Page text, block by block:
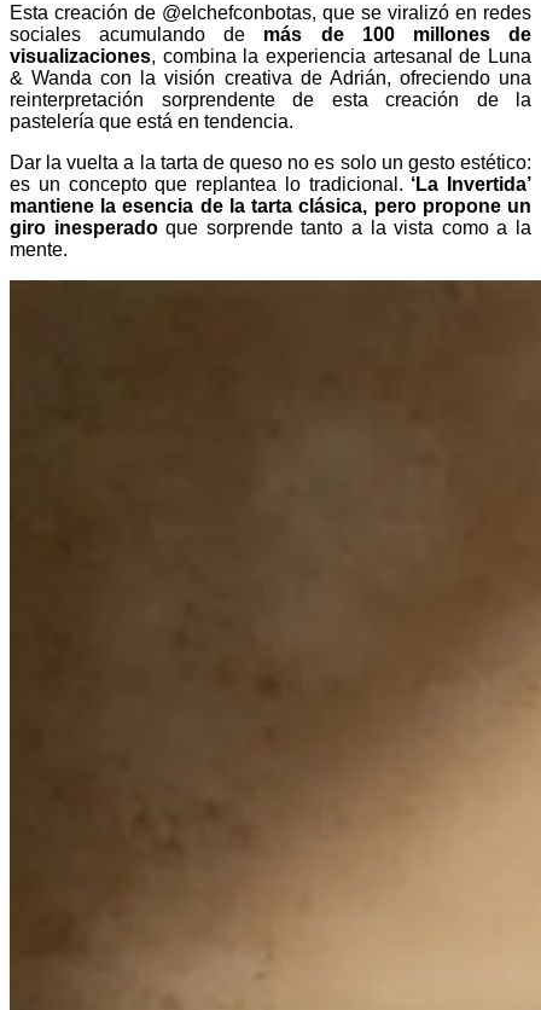
Esta creación de @elchefconbotas, que se viralizó en redes
sociales acumulando de más de 100 millones de
visualizaciones, combina la experiencia artesanal de Luna
& Wanda con la visión creativa de Adrián, ofreciendo una
reinterpretación sorprendente de esta creación de la
pastelería que está en tendencia.
Dar la vuelta a la tarta de queso no es solo un gesto estético:
es un concepto que replantea lo tradicional. ‘La Invertida’
mantiene la esencia de la tarta clásica, pero propone un
giro inesperadoque sorprende tanto a la vista como a la
mente.